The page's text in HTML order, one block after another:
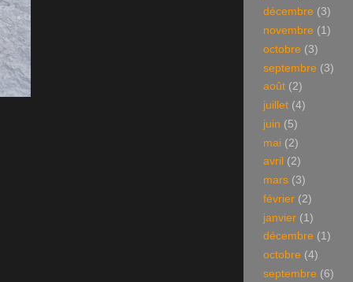
décembre (3)
novembre (1)
octobre (3)
septembre (3)
août (2)
juillet (4)
juin (5)
mai (2)
avril (2)
mars (3)
février (2)
janvier (1)
décembre (1)
octobre (4)
septembre (6)